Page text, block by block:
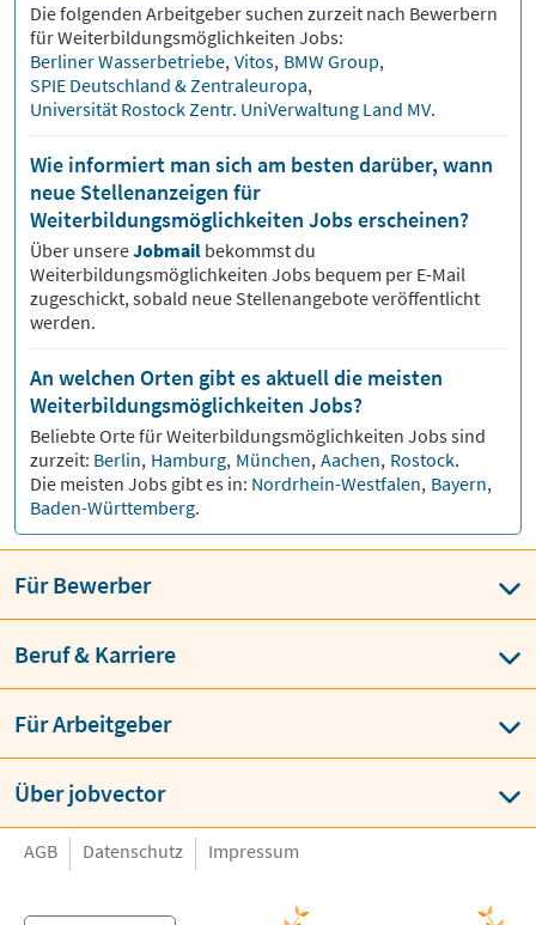
Die folgenden Arbeitgeber suchen zurzeit nach Bewerbern
fürWeiterbildungsmöglichkeiten Jobs:
Berliner Wasserbetriebe, Vitos, BMW Group,
SPIE Deutschland & Zentraleuropa,
Universität Rostock Zentr. UniVerwaltung Land MV.
Wie informiert man sich am besten darüber, wann
neue Stellenanzeigen für
Weiterbildungsmöglichkeiten Jobs erscheinen?
Über unsereJobmail bekommst du
Weiterbildungsmöglichkeiten Jobs bequem per E-Mail
zugeschickt, sobald neue Stellenangebote veröffentlicht
werden.
An welchen Orten gibt es aktuell die meisten
Weiterbildungsmöglichkeiten Jobs?
Beliebte Orte fürWeiterbildungsmöglichkeiten Jobs sind
zurzeit: Berlin, Hamburg, München, Aachen, Rostock.
Die meisten Jobs gibt es in: Nordrhein-Westfalen, Bayern,
Baden-Württemberg.
Für Bewerber
Beruf & Karriere
Für Arbeitgeber
Über jobvector
AGB Datenschutz Impressum